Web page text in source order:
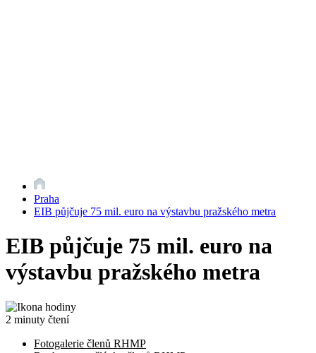
Praha
EIB půjčuje 75 mil. euro na výstavbu pražského metra
EIB půjčuje 75 mil. euro na
výstavbu pražského metra
2 minuty čtení
Fotogalerie členů RHMP